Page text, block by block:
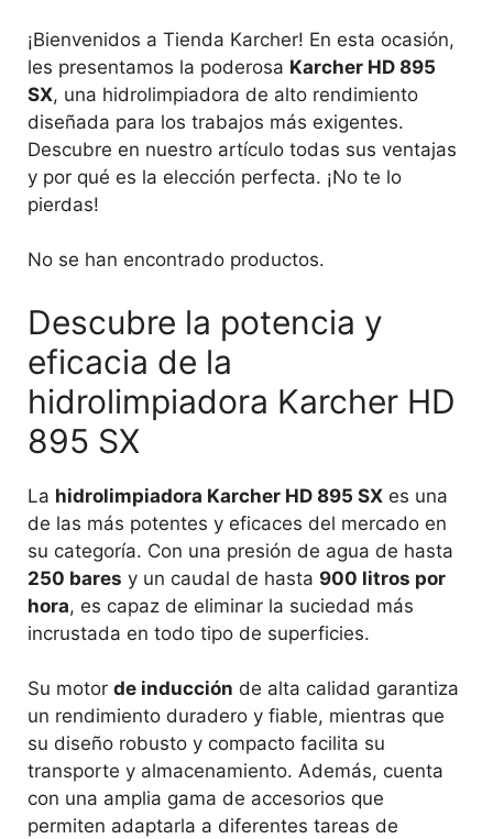
¡Bienvenidos a Tienda Karcher! En esta ocasión,
les presentamos la poderosa Karcher HD 895
SX, una hidrolimpiadora de alto rendimiento
diseñada para los trabajos más exigentes.
Descubre en nuestro artículo todas sus ventajas
y por qué es la elección perfecta. ¡No te lo
pierdas!
No se han encontrado productos.
Descubre la potencia y
eficacia de la
hidrolimpiadora Karcher HD
895 SX
La hidrolimpiadora Karcher HD 895 SX es una
de las más potentes y eficaces del mercado en
su categoría. Con una presión de agua de hasta
250 bares y un caudal de hasta 900 litros por
hora, es capaz de eliminar la suciedad más
incrustada en todo tipo de superficies.
Su motor de inducción de alta calidad garantiza
un rendimiento duradero y fiable, mientras que
su diseño robusto y compacto facilita su
transporte y almacenamiento. Además, cuenta
con una amplia gama de accesorios que
permiten adaptarla a diferentes tareas de